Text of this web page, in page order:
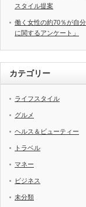
スタイル提案
働く女性の約70％が自
に関するアンケート」
カテゴリー
ライフスタイル
グルメ
ヘルス＆ビューティー
トラベル
マネー
ビジネス
未分類